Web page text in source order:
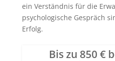
ein Verständnis für die
psychologische Gespräch
Erfolg.
Bis zu 850 €